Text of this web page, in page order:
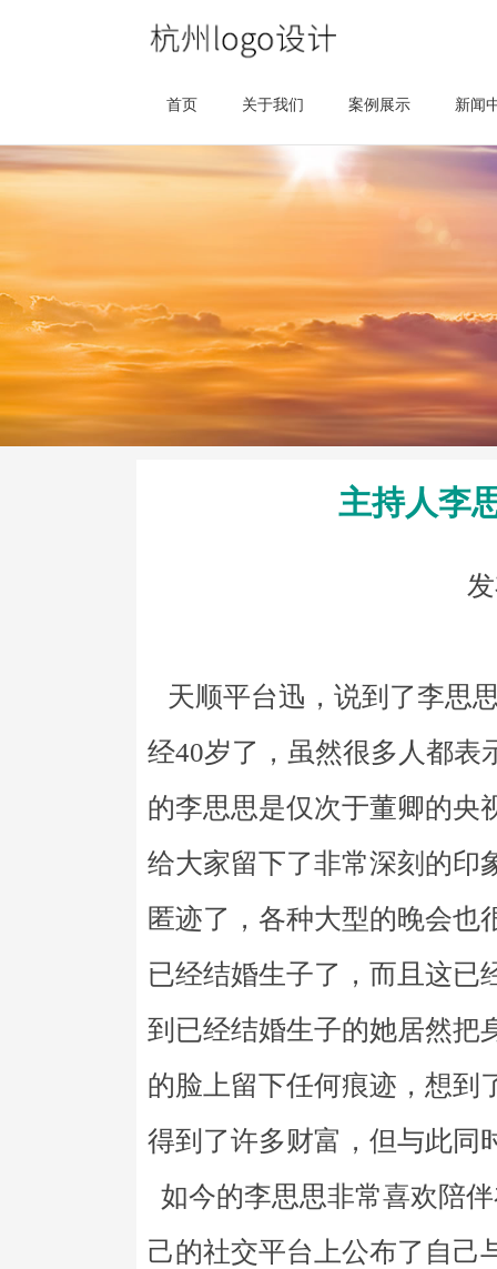
首页 关于我们 案例展示 新闻
主持人李
天顺平台迅，说到了李思
经40岁了，虽然很多人都表
的李思思是仅次于董卿的央
给大家留下了非常深刻的印
匿迹了，各种大型的晚会也
已经结婚生子了，而且这已
到已经结婚生子的她居然把
的脸上留下任何痕迹，想到
得到了许多财富，但与此同
如今的李思思非常喜欢陪
己的社交平台上公布了自己